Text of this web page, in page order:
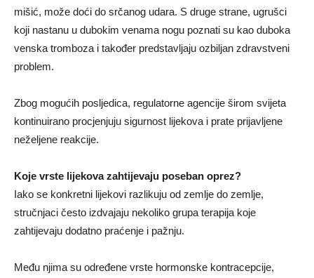
mišić, može doći do srčanog udara. S druge strane, ugrušci
koji nastanu u dubokim venama nogu poznati su kao duboka
venska tromboza i također predstavljaju ozbiljan zdravstveni
problem.
Zbog mogućih posljedica, regulatorne agencije širom svijeta
kontinuirano procjenjuju sigurnost lijekova i prate prijavljene
neželjene reakcije.
Koje vrste lijekova zahtijevaju poseban oprez?
Iako se konkretni lijekovi razlikuju od zemlje do zemlje,
stručnjaci često izdvajaju nekoliko grupa terapija koje
zahtijevaju dodatno praćenje i pažnju.
Među njima su određene vrste hormonske kontracepcije,